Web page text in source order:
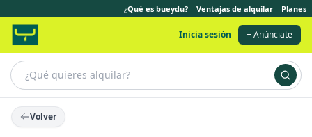
¿Qué es bueydu? Ventajas de alquilar Planes
Inicia sesión + Anúnciate
Volver